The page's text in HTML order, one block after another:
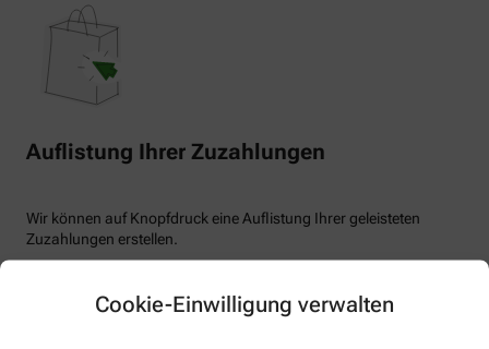
Cookie-Einwilligung verwalten
Auflistung Ihrer Zuzahlungen
Wir können auf Knopfdruck eine Auflistung Ihrer geleisteten
Zuzahlungen erstellen.